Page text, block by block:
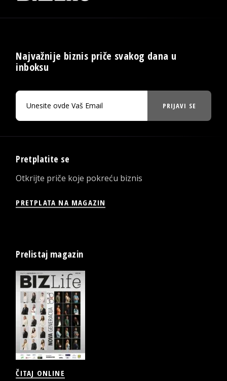
Najvažnije biznis priče svakog dana u
inboksu
PRIJAVI SE
Pretplatite se
Otkrijte priče koje pokreću biznis
PRETPLATA NA MAGAZIN
Prelistaj magazin
ČITAJ ONLINE